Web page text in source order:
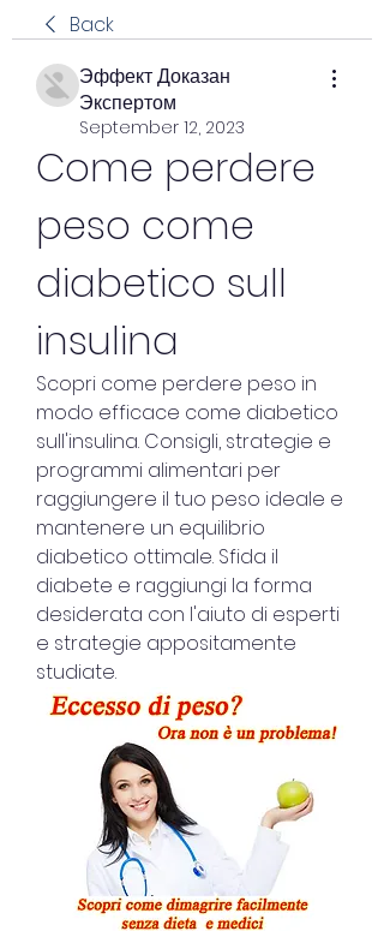
Back
Эффект Доказан
Экспертом
September 12, 2023
Come perdere
peso come
diabetico sull
insulina
Scopri come perdere peso in
modo efficace come diabetico
sull'insulina. Consigli, strategie e
programmi alimentari per
raggiungere il tuo peso ideale e
mantenere un equilibrio
diabetico ottimale. Sfida il
diabete e raggiungi la forma
desiderata con l'aiuto di esperti
e strategie appositamente
studiate.